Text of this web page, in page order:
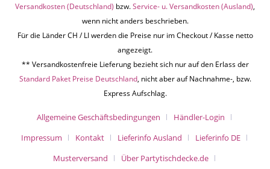
Versandkosten (Deutschland) bzw.Service- u. Versandkosten (Ausland),
wenn nicht anders beschrieben.
Für die Länder CH / LI werden die Preise nur im Checkout / Kasse netto
angezeigt.
** Versandkostenfreie Lieferung bezieht sich nur auf den Erlass der
Standard Paket Preise Deutschland, nicht aber auf Nachnahme-, bzw.
Express Aufschlag.
Allgemeine Geschäftsbedingungen
Händler-Login
Impressum
Kontakt Lieferinfo Ausland
Lieferinfo DE
Musterversand
Über Partytischdecke.de